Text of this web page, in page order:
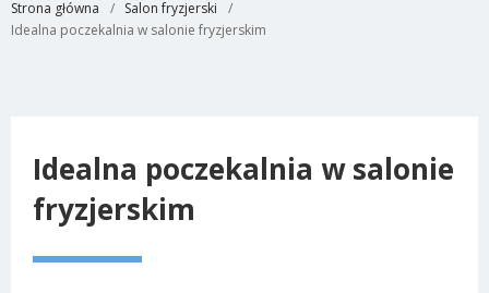
Strona główna
Salon fryzjerski
Idealna poczekalnia w salonie fryzjerskim
Idealna poczekalnia w salonie
fryzjerskim